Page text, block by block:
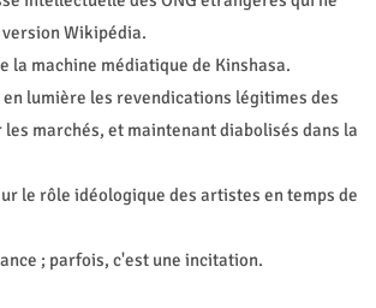
Wikipédia.
la machine médiatique de Kinshasa.
lumière les revendications légitimes des
marchés, et maintenant diabolisés dans la
le rôle idéologique des artistes en temps de
; parfois, c'est une incitation.